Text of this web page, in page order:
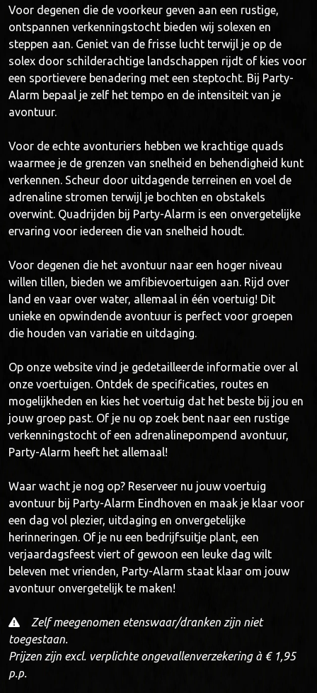
Voor degenen die de voorkeur geven aan een rustige,
ontspannen verkenningstocht bieden wij solexen en
steppen aan. Geniet van de frisse lucht terwijl je op de
solex door schilderachtige landschappen rijdt of kies voor
een sportievere benadering met een steptocht. Bij Party-
Alarm bepaal je zelf het tempo en de intensiteit van je
avontuur.
Voor de echte avonturiers hebben we krachtige quads
waarmee je de grenzen van snelheid en behendigheid kunt
verkennen. Scheur door uitdagende terreinen en voel de
adrenaline stromen terwijl je bochten en obstakels
overwint. Quadrijden bij Party-Alarm is een onvergetelijke
ervaring voor iedereen die van snelheid houdt.
Voor degenen die het avontuur naar een hoger niveau
willen tillen, bieden we amfibievoertuigen aan. Rijd over
land en vaar over water, allemaal in één voertuig! Dit
unieke en opwindende avontuur is perfect voor groepen
die houden van variatie en uitdaging.
Op onze website vind je gedetailleerde informatie over al
onze voertuigen. Ontdek de specificaties, routes en
mogelijkheden en kies het voertuig dat het beste bij jou en
jouw groep past. Of je nu op zoek bent naar een rustige
verkenningstocht of een adrenalinepompend avontuur,
Party-Alarm heeft het allemaal!
Waar wacht je nog op? Reserveer nu jouw voertuig
avontuur bij Party-Alarm Eindhoven en maak je klaar voor
een dag vol plezier, uitdaging en onvergetelijke
herinneringen. Of je nu een bedrijfsuitje plant, een
verjaardagsfeest viert of gewoon een leuke dag wilt
beleven met vrienden, Party-Alarm staat klaar om jouw
avontuur onvergetelijk te maken!
Zelf meegenomen etenswaar/dranken zijn niet
toegestaan.
Prijzen zijn excl. verplichte ongevallenverzekering à € 1,95
p.p.